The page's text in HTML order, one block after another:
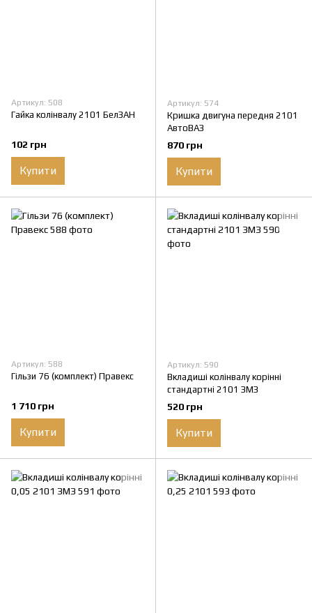
Артикул: 508
Гайка колінвалу 2101 БелЗАН
102 грн
Купити
Артикул: 574
Кришка двигуна передня 2101
АвтоВАЗ
870 грн
Купити
Артикул: 588
Гільзи 76 (комплект) Правекс
1 710 грн
Купити
Артикул: 590
Вкладиші колінвалу корінні
стандартні 2101 ЗМЗ
520 грн
Купити